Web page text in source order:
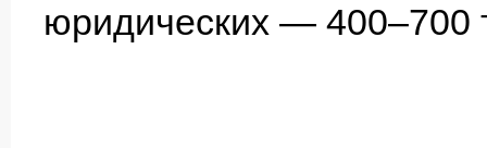
юридических — 400–700